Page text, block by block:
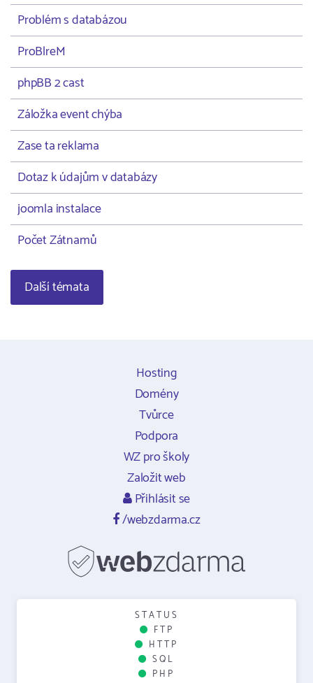
Problém s databázou
ProBlreM
phpBB 2 cast
Záložka event chýba
Zase ta reklama
Dotaz k údajům v databázy
joomla instalace
Počet Zátnamů
Další témata
Hosting
Domény
Tvůrce
Podpora
WZ pro školy
Založit web
Přihlásit se
/webzdarma.cz
STATUS
FTP
HTTP
SQL
PHP